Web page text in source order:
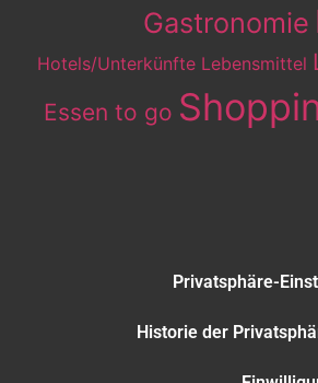
Gastronomie
Hotels/Unterkünfte Lebensmittel
Essen to go
Privatsphäre-
Historie der